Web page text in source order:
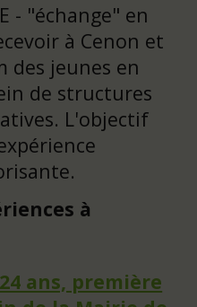
- "échange" en
à Cenon et
des jeunes en
de structures
L'objectif
à
ans, première